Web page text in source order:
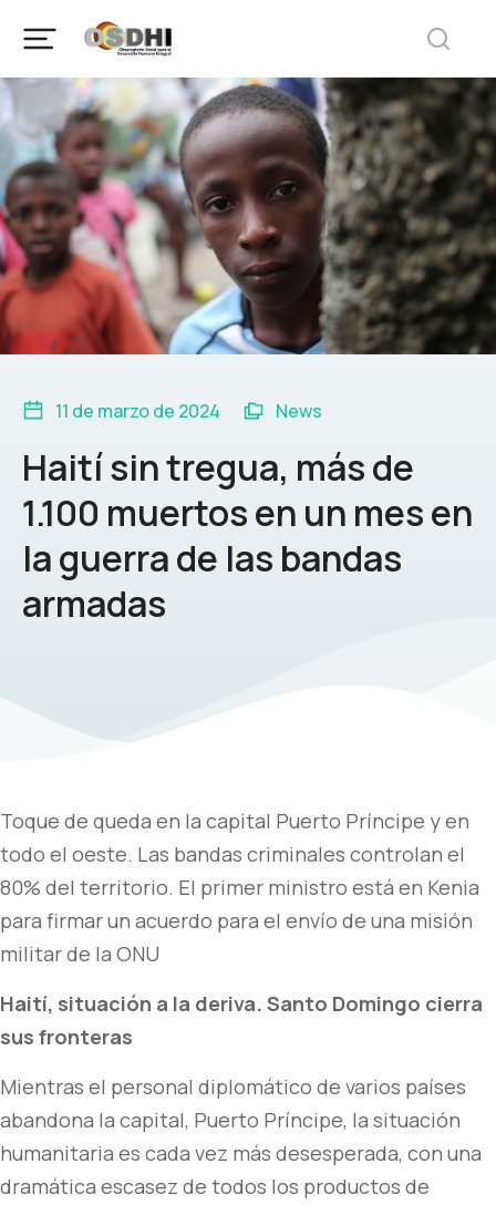
11 de marzo de 2024 News
Haití sin tregua, más de
1.100 muertos en un mes en
la guerra de las bandas
armadas
Toque de queda en la capital Puerto Príncipe y en
todo el oeste. Las bandas criminales controlan el
80% del territorio. El primer ministro está en Kenia
para firmar un acuerdo para el envío de una misión
militar de la ONU
Haití, situación a la deriva. Santo Domingo cierra
sus fronteras
Mientras el personal diplomático de varios países
abandona la capital, Puerto Príncipe, la situación
humanitaria es cada vez más desesperada, con una
dramática escasez de todos los productos de